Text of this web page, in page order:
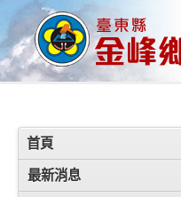
首頁
最新消息